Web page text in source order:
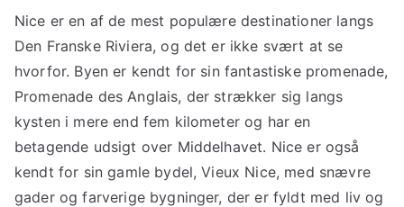
Nice er en af ​​de mest populære destinationer langs
Den Franske Riviera, og det er ikke svært at se
hvorfor. Byen er kendt for sin fantastiske promenade,
Promenade des Anglais, der strækker sig langs
kysten i mere end fem kilometer og har en
betagende udsigt over Middelhavet. Nice er også
kendt for sin gamle bydel, Vieux Nice, med snævre
gader og farverige bygninger, der er fyldt med liv og